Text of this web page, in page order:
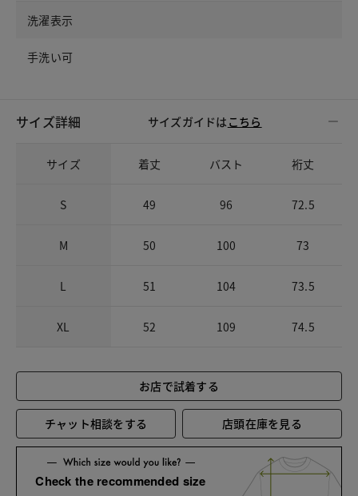
洗濯表示
手洗い可
サイズ詳細 サイズガイドは こちら
サイズ 着丈 バスト 裄丈
S 49 96 72.5
M 50 100 73
L 51 104 73.5
XL 52 109 74.5
お店で試着する
チャット相談をする 店頭在庫を見る
Check the recommended size